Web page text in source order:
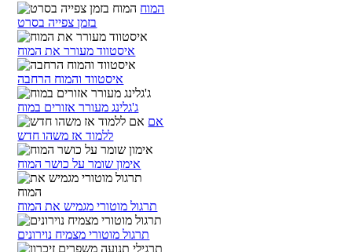
המוח
בזמן צפייה בסרט
איסטווד מעורר את המוח
איסטווד והמוח הרחבה
ג'גלינג מעורר אזורים במוח
אם
ללמוד אז משהו חדש
אימון שומר על כושר המוח
תרגול מוטורי מגמיש את המוח
תרגול מוטורי מצמיח נוירונים